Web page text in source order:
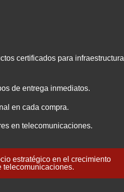
certificados para infraestructura
de entrega inmediatos.
en cada compra.
en telecomunicaciones.
estratégico en el crecimiento
telecomunicaciones.